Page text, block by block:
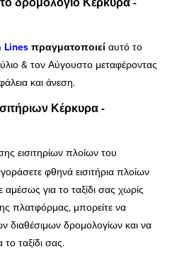
Lines πραγματοποιεί αυτό το
& τον Αύγουστο μεταφέροντας
και άνεση.
Κέρκυρα -
εισιτηρίων πλοίων του
φθηνά εισιτήρια πλοίων
για το ταξίδι σας χωρίς
πλατφόρμας, μπορείτε να
διαθέσιμων δρομολογίων και να
το ταξίδι σας.